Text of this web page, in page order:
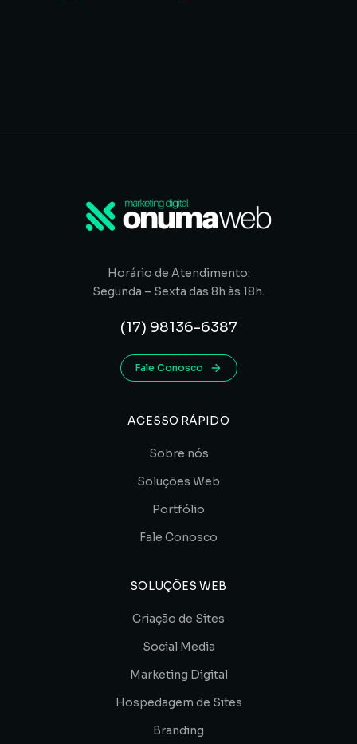
Horário de Atendimento:
Segunda – Sexta das 8h às 18h.
(17) 98136-6387
Fale Conosco
ACESSO RÁPIDO
Sobre nós
Soluções Web
Portfólio
Fale Conosco
SOLUÇÕES WEB
Criação de Sites
Social Media
Marketing Digital
Hospedagem de Sites
Branding